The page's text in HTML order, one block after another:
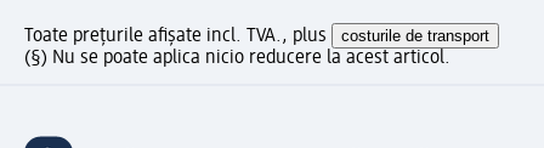
Toate prețurile afișate incl. TVA., plus costurile de transport
(§) Nu se poate aplica nicio reducere la acest articol.